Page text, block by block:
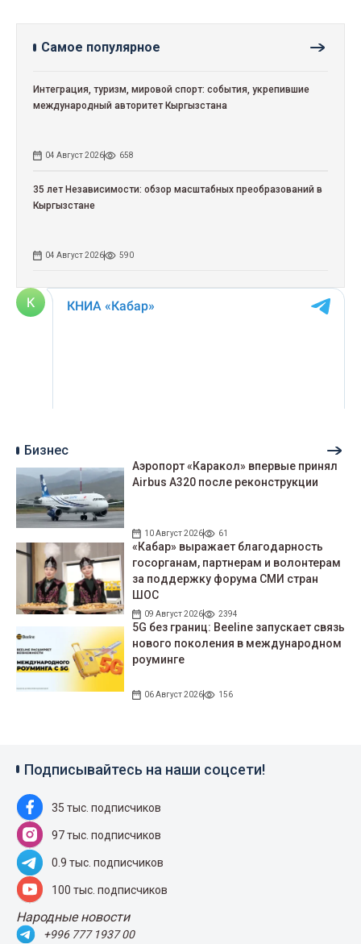
Самое популярное
Интеграция, туризм, мировой спорт: события, укрепившие
международный авторитет Кыргызстана
04 Август 2026 658
35 лет Независимости: обзор масштабных преобразований в
Кыргызстане
04 Август 2026 590
Бизнес
Аэропорт «Каракол» впервые принял
Airbus A320 после реконструкции
10 Август 2026 61
«Кабар» выражает благодарность
госорганам, партнерам и волонтерам
за поддержку форума СМИ стран
ШОС
09 Август 2026 2394
5G без границ: Beeline запускает связь
нового поколения в международном
роуминге
06 Август 2026 156
Подписывайтесь на наши соцсети!
35 тыс. подписчиков
97 тыс. подписчиков
0.9 тыс. подписчиков
100 тыс. подписчиков
Народные новости
+996 777 1937 00